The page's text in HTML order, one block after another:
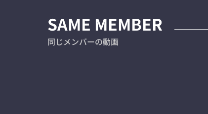
SAME MEMBER
同じメンバーの動画